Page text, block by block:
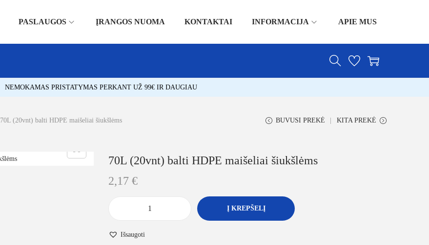
PASLAUGOS ĮRANGOS NUOMA KONTAKTAI INFORMACIJA APIE MUS
NEMOKAMAS PRISTATYMAS PERKANT UŽ 99€ IR DAUGIAU
70L (20vnt) balti HDPE maišeliai šiukšlėms BUVUSI PREKĖ KITA PREKĖ
70L (20vnt) balti HDPE maišeliai šiukšlėms
2,17 €
Į KREPŠELĮ
Išsaugoti